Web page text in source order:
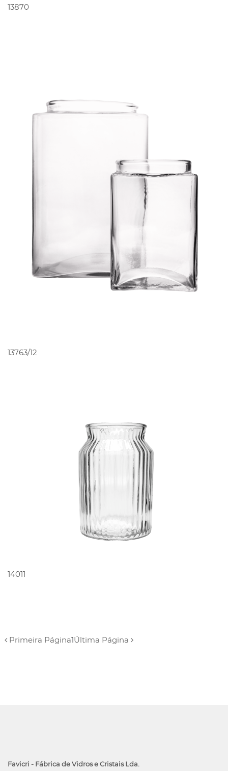
13870
13763/12
14011
Primeira Página1Última Página
Favicri - Fábrica de Vidros e Cristais Lda.